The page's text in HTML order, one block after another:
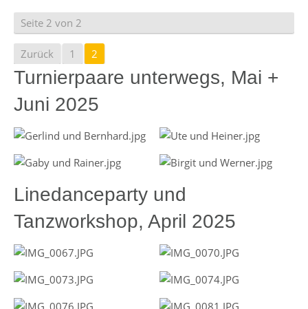
Seite 2 von 2
Zurück 1 2
Turnierpaare unterwegs, Mai +
Juni 2025
Linedanceparty und
Tanzworkshop, April 2025